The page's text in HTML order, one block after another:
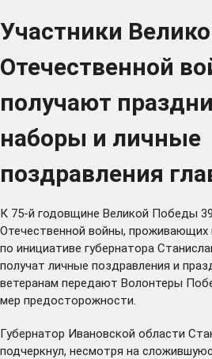
Участники
Отечественной
получают
наборы и личные
поздравления
К 75-й годовщине Великой Победы
Отечественной войны, проживающих
по инициативе губернатора
получат личные поздравления и
ветеранам передают Волонтеры
мер предосторожности.
Губернатор Ивановской области
подчеркнул, несмотря на